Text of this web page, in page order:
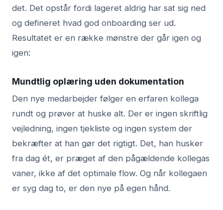
det. Det opstår fordi lageret aldrig har sat sig ned
og defineret hvad god onboarding ser ud.
Resultatet er en række mønstre der går igen og
igen:
Mundtlig oplæring uden dokumentation
Den nye medarbejder følger en erfaren kollega
rundt og prøver at huske alt. Der er ingen skriftlig
vejledning, ingen tjekliste og ingen system der
bekræfter at han gør det rigtigt. Det, han husker
fra dag ét, er præget af den pågældende kollegas
vaner, ikke af det optimale flow. Og når kollegaen
er syg dag to, er den nye på egen hånd.